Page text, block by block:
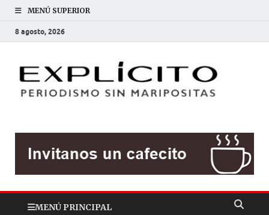
MENÚ SUPERIOR
8 agosto, 2026
MENÚ PRINCIPAL